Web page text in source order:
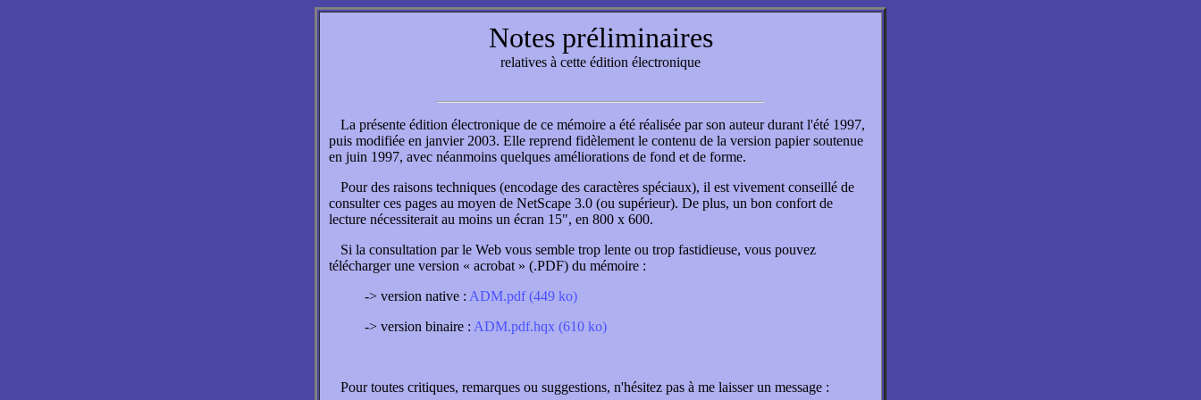
Notes préliminaires
relatives à cette édition électronique
La présente édition électronique de ce mémoire a été réalisée par son auteur durant l'été 1997,
puis modifiée en janvier 2003. Elle reprend fidèlement le contenu de la version papier soutenue
en juin 1997, avec néanmoins quelques améliorations de fond et de forme.
Pour des raisons techniques (encodage des caractères spéciaux), il est vivement conseillé de
consulter ces pages au moyen de NetScape 3.0 (ou supérieur). De plus, un bon confort de
lecture nécessiterait au moins un écran 15", en 800 x 600.
Si la consultation par le Web vous semble trop lente ou trop fastidieuse, vous pouvez
télécharger une version « acrobat » (.PDF) du mémoire :
-> version native : ADM.pdf (449 ko)
-> version binaire : ADM.pdf.hqx (610 ko)
Pour toutes critiques, remarques ou suggestions, n'hésitez pas à me laisser un message :